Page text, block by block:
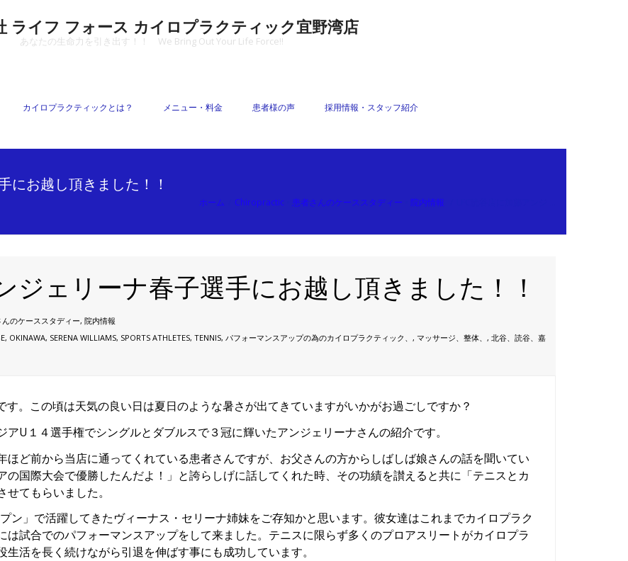
ライフ フォース カイロプラクティック宜野湾店
あなたの生命力を引き出す！！ We Bring Out Your Life Force!!
カイロプラクティックとは？ メニュー・料金 患者様の声 採用情報・スタッフ紹介
にお越し頂きました！！
ホーム Chiropractic 患者さんのケーススタディー 院内情報
ジェリーナ春子選手にお越し頂きました！！
のケーススタディー, 院内情報
, OKINAWA, SERENA WILLIAMS, SPORTS ATHLETES, TENNIS, パフォーマンスアップの為のカイロプラクティック、 , マッサージ、整体、 , 北谷、読谷、嘉
。この頃は天気の良い日は夏日のような暑さが出てきていますがいかがお過ごしですか？
U１４選手権でシングルとダブルスで３冠に輝いたアンジェリーナさんの紹介です。
ど前から当店に通ってくれている患者さんですが、お父さんの方からしばしば娘さんの話を聞いてい
の国際大会で優勝したんだよ！」と誇らしげに話してくれた時、その功績を讃えると共に「テニスとカ
てもらいました。
ン」で活躍してきたヴィーナス・セリーナ姉妹をご存知かと思います。彼女達はこれまでカイロプラク
試合でのパフォーマンスアップをして来ました。テニスに限らず多くのプロアスリートがカイロプラ
活を長く続けながら引退を伸ばす事にも成功しています。